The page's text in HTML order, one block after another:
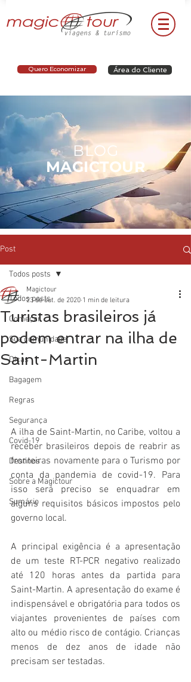
Quero Economizar Área do Cliente
BLOG
MAGICTOUR
Post
Todos posts
Começar
Sua comunidade
Dicas
Bagagem
Regras
Segurança
Covid-19
Destinos
Sobre a Magictour
Sumário
Todos posts
Turistas brasileiros já
podem entrar na ilha de
Saint-Martin
Magictour
23 de out. de 2020 1 min de leitura
A ilha de Saint-Martin, no Caribe, voltou a
receber brasileiros depois de reabrir as
fronteiras novamente para o Turismo por
conta da pandemia de covid-19. Para
isso será preciso se enquadrar em
alguns requisitos básicos impostos pelo
governo local.
A principal exigência é a apresentação
de um teste RT-PCR negativo realizado
até 120 horas antes da partida para
Saint-Martin. A apresentação do exame é
indispensável e obrigatória para todos os
viajantes provenientes de países com
alto ou médio risco de contágio. Crianças
menos de dez anos de idade não
precisam ser testadas.